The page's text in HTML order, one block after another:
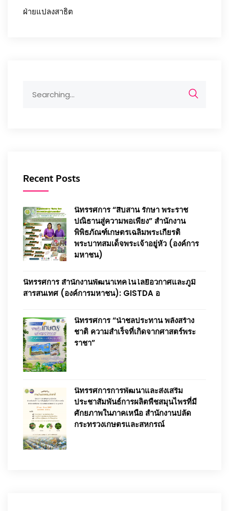
ฝ่ายแปลงสาธิต
for:
Recent Posts
นิทรรศการ “สืบสาน รักษา พระราช
ปณิธานสู่ความพอเพียง” สำนักงาน
พิพิธภัณฑ์เกษตรเฉลิมพระเกียรติ
พระบาทสมเด็จพระเจ้าอยู่หัว (องค์การ
มหาชน)
นิทรรศการ สำนักงานพัฒนาเทคโนโลยีอวกาศและภูมิ
สารสนเทศ (องค์การมหาชน): GISTDA อ
นิทรรศการ “น้ำชลประทาน พลังสร้าง
ชาติ ความสำเร็จที่เกิดจากศาสตร์พระ
ราชา”
นิทรรศการการพัฒนาและส่งเสริม
ประชาสัมพันธ์การผลิตพืชสมุนไพรที่มี
ศักยภาพในภาคเหนือ สำนักงานปลัด
กระทรวงเกษตรและสหกรณ์